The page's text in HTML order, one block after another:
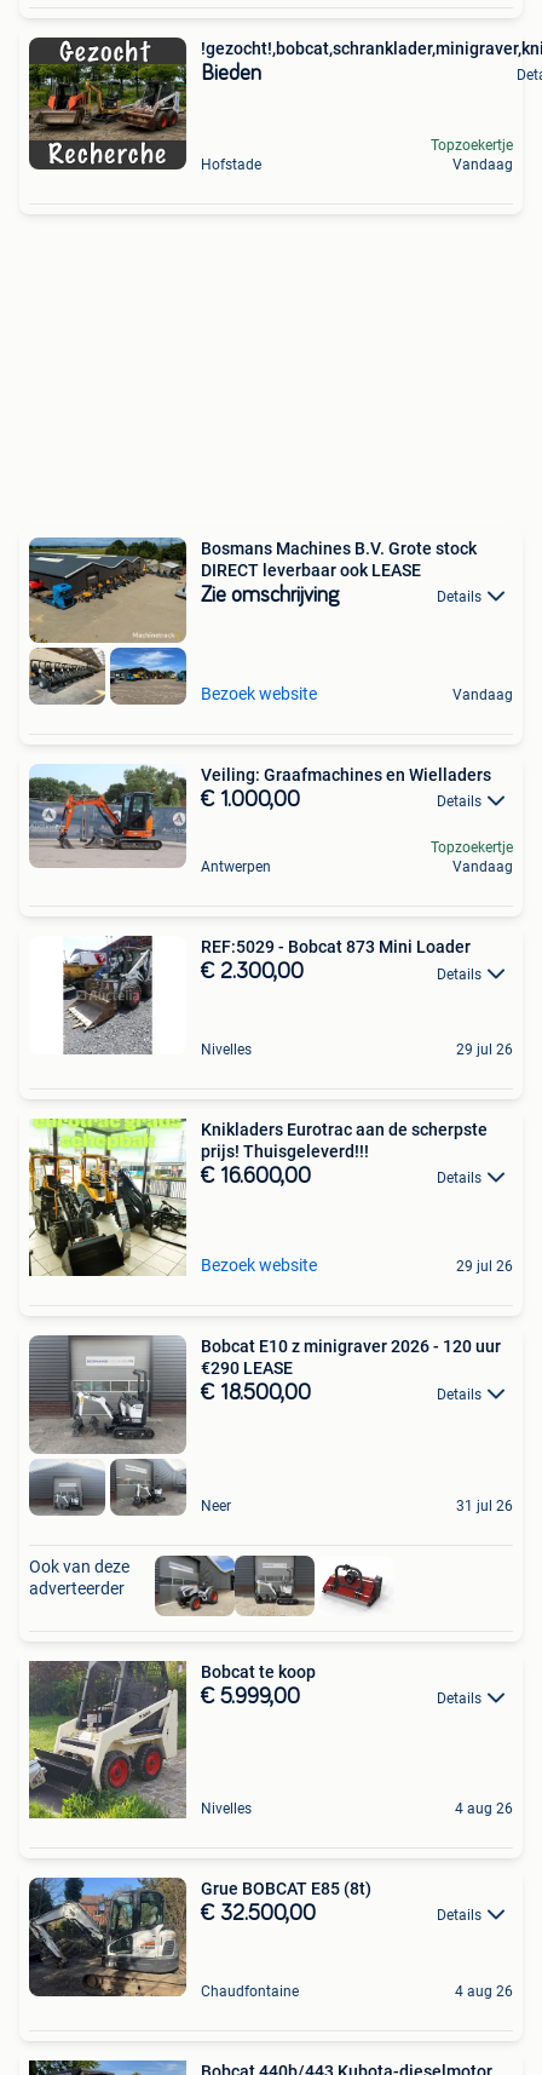
Bieden
Hofstade
Topzoekertje
Vandaag
Bosmans Machines B.V. Grote stock
DIRECT leverbaar ook LEASE
Zie omschrijving Details
Bezoek website Vandaag
Veiling: Graafmachines en Wielladers
€ 1.000,00 Details
Antwerpen
Topzoekertje
Vandaag
REF:5029 - Bobcat 873 Mini Loader
€ 2.300,00 Details
Nivelles 29 jul 26
Knikladers Eurotrac aan de scherpste
prijs! Thuisgeleverd!!!
€ 16.600,00 Details
Bezoek website 29 jul 26
Bobcat E10 z minigraver 2026 - 120 uur
€290 LEASE
€ 18.500,00 Details
Neer 31 jul 26
Ook van deze
adverteerder
Bobcat te koop
€ 5.999,00 Details
Nivelles 4 aug 26
Grue BOBCAT E85 (8t)
€ 32.500,00 Details
Chaudfontaine 4 aug 26
Bobcat 440b/443 Kubota-dieselmotor